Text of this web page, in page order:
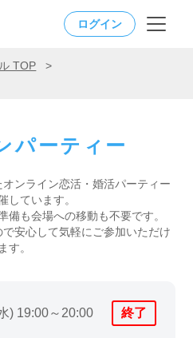
ログイン
TOP
>
パーティー
ンライン恋活・婚活パーティー
しています。
備も会場への移動も不要です。
安心して気軽にご参加いただけ
ます。
) 19:00～20:00 終了